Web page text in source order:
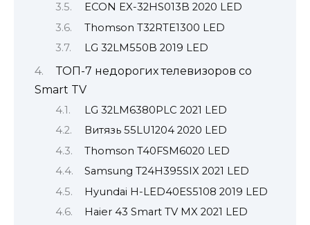
ECON EX-32HS013B 2020 LED
Thomson T32RTE1300 LED
LG 32LM550B 2019 LED
ТОП-7 недорогих телевизоров со
Smart TV
LG 32LM6380PLC 2021 LED
Витязь 55LU1204 2020 LED
Thomson T40FSM6020 LED
Samsung T24H395SIX 2021 LED
Hyundai H-LED40ES5108 2019 LED
Haier 43 Smart TV MX 2021 LED